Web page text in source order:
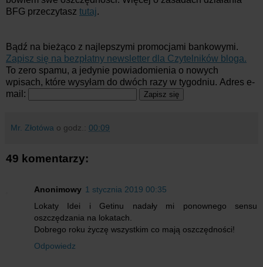
BFG przeczytasz tutaj.
Bądź na bieżąco z najlepszymi promocjami bankowymi.
Zapisz się na bezpłatny newsletter dla Czytelników bloga.
To zero spamu, a jedynie powiadomienia o nowych
wpisach, które wysyłam do dwóch razy w tygodniu. Adres e-
mail:
Mr. Złotówa o godz.: 00:09
49 komentarzy:
Anonimowy 1 stycznia 2019 00:35
Lokaty Idei i Getinu nadały mi ponownego sensu
oszczędzania na lokatach.
Dobrego roku życzę wszystkim co mają oszczędności!
Odpowiedz